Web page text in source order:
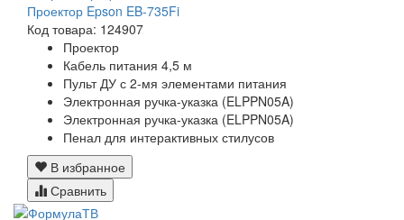
Проектор Epson EB-735Fi
Код товара: 124907
Проектор
Кабель питания 4,5 м
Пульт ДУ с 2-мя элементами питания
Электронная ручка-указка (ELPPN05A)
Электронная ручка-указка (ELPPN05A)
Пенал для интерактивных стилусов
В избранное
Сравнить